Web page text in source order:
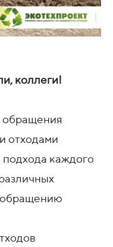
коллеги!
обращения
отходами
подхода каждого
обращению